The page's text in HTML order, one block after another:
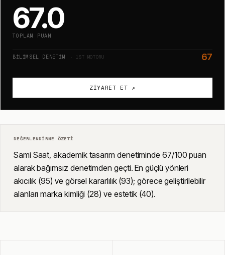
67.0
TOPLAM PUAN
BILIMSEL DENETIM · 1ST MOTORU 67
ZIYARET ET ↗
DEĞERLENDIRME ÖZETI
Sami Saat, akademik tasarım denetiminde 67/100 puan
alarak bağımsız denetimden geçti. En güçlü yönleri
akıcılık (95) ve görsel kararlılık (93); görece geliştirilebilir
alanları marka kimliği (28) ve estetik (40).